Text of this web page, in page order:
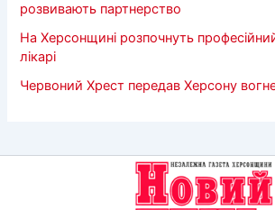
розвивають партнерство
На Херсонщині розпочнуть
лікарі
Червоний Хрест передав Херсону